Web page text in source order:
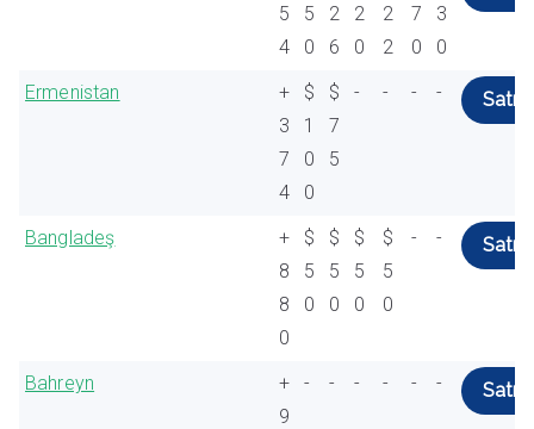
5
4
5
0
2
6
2
0
2
2
7
0
3
0
Ermenistan
+
3
7
4
$
1
0
0
$
7
5
- - - - Satın
Bangladeş
+
8
8
0
$
5
0
$
5
0
$
5
0
$
5
0
- - Satın
Bahreyn
+
9
- - - - - - Satın